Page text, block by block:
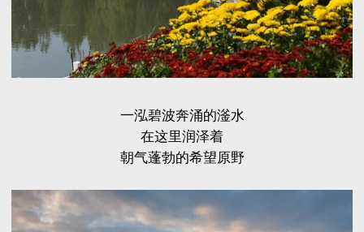
一泓碧波奔涌的滏水
在这里润泽着
朝气蓬勃的希望原野